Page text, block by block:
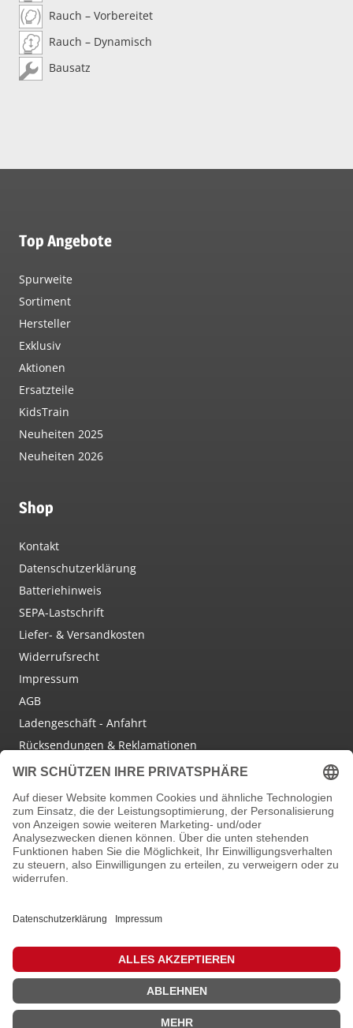
Rauch – Vorbereitet
Rauch – Dynamisch
Bausatz
Top Angebote
Spurweite
Sortiment
Hersteller
Exklusiv
Aktionen
Ersatzteile
KidsTrain
Neuheiten 2025
Neuheiten 2026
Shop
Kontakt
Datenschutzerklärung
Batteriehinweis
SEPA-Lastschrift
Liefer- & Versandkosten
Widerrufsrecht
Impressum
AGB
Ladengeschäft - Anfahrt
Rücksendungen & Reklamationen
Social Media
Facebook
Instagram